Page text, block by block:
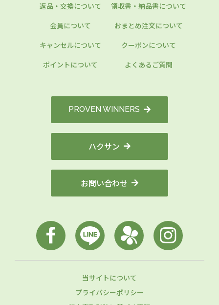
返品・交換について
領収書・納品書について
会員について
おまとめ注文について
キャンセルについて
クーポンについて
ポイントについて
よくあるご質問
PROVEN WINNERS
ハクサン
お問い合わせ
当サイトについて
プライバシーポリシー